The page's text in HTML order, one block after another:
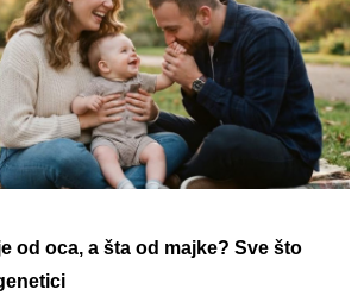
od oca, a šta od majke? Sve što